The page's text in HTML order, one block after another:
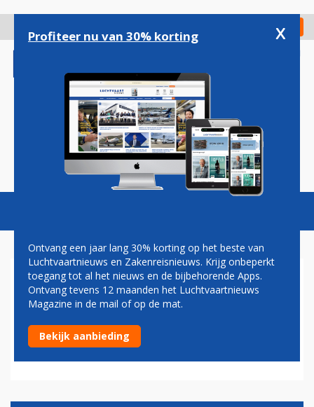
gaan
Check in
Magazine Podcasts Vacatures
NANCY
Elf doden bij vliegtuigcrash Nancy
28-06-2026 - 15:09
Profiteer nu van 30% korting x
Ontvang een jaar lang 30% korting op het beste van
Luchtvaartnieuws en Zakenreisnieuws. Krijg onbeperkt
toegang tot al het nieuws en de bijbehorende Apps.
Ontvang tevens 12 maanden het Luchtvaartnieuws
Magazine in de mail of op de mat.
Bekijk aanbieding